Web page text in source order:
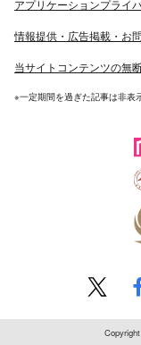
アプリケーションプライ
情報提供・広告掲載・お
当サイトコンテンツの無
※一定期間を過ぎた記事は非表